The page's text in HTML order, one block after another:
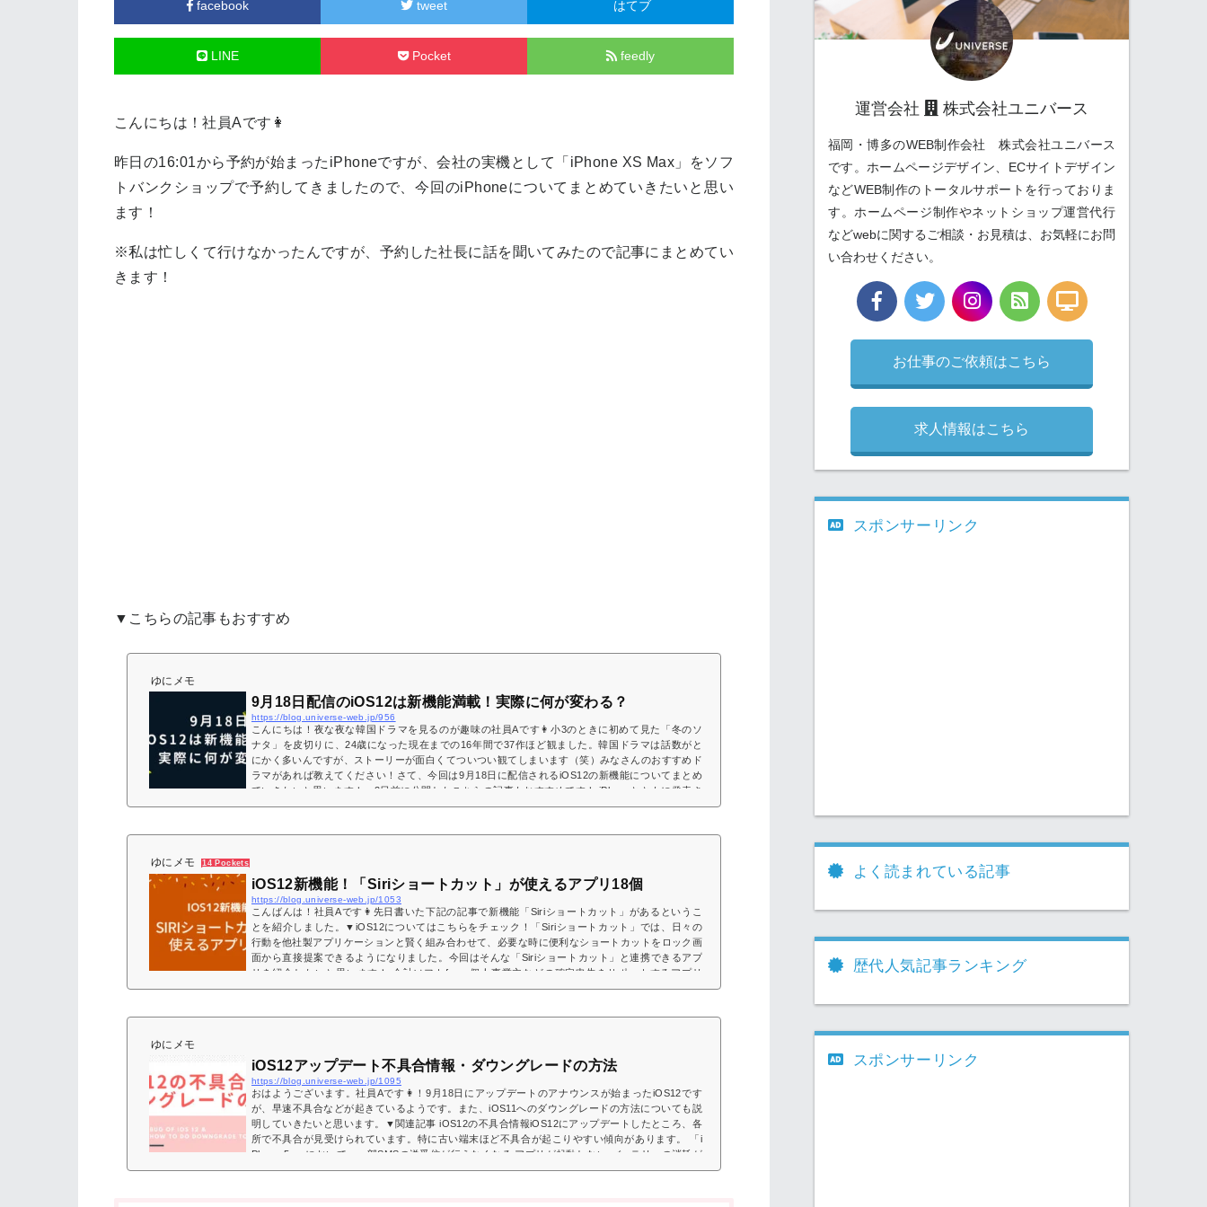
facebook tweet はてブ
LINE Pocket feedly
こんにちは！社員Aです👩
昨日の16:01から予約が始まったiPhoneですが、会社の実機として「iPhone XS Max」をソフ
トバンクショップで予約してきましたので、今回のiPhoneについてまとめていきたいと思い
ます！
※私は忙しくて行けなかったんですが、予約した社長に話を聞いてみたので記事にまとめてい
きます！
▼こちらの記事もおすすめ
ゆにメモ
9月18日配信のiOS12は新機能満載！実際に何が変わる？
https://blog.universe-web.jp/956
こんにちは！夜な夜な韓国ドラマを見るのが趣味の社員Aです👩小3のときに初めて見た「冬のソ
ナタ」を皮切りに、24歳になった現在までの16年間で37作ほど観ました。韓国ドラマは話数がと
にかく多いんですが、ストーリーが面白くてついつい観てしまいます（笑）みなさんのおすすめド
ラマがあれば教えてください！さて、今回は9月18日に配信されるiOS12の新機能についてまとめ
ていきたいと思います！▼2日前に公開したこちらの記事もおすすめです！ iPhoneとともに発表さ
れたiOS12先日、iPhone XS・XS Max・XRの発表と同時に、...
ゆにメモ 14 Pockets
iOS12新機能！「Siriショートカット」が使えるアプリ18個
https://blog.universe-web.jp/1053
こんばんは！社員Aです👩先日書いた下記の記事で新機能「Siriショートカット」があるというこ
とを紹介しました。▼iOS12についてはこちらをチェック！「Siriショートカット」では、日々の
行動を他社製アプリケーションと賢く組み合わせて、必要な時に便利なショートカットをロック画
面から直接提案できるようになりました。今回はそんな「Siriショートカット」と連携できるアプ
リを紹介したいと思います！ 会計ソフトfreee個人事業主などの確定申告をサポートするアプリ
で、レシートをiPhoneのカメラで撮影してデータとして...
ゆにメモ
iOS12アップデート不具合情報・ダウングレードの方法
https://blog.universe-web.jp/1095
おはようございます。社員Aです👩！9月18日にアップデートのアナウンスが始まったiOS12です
が、早速不具合などが起きているようです。また、iOS11へのダウングレードの方法についても説
明していきたいと思います。▼関連記事 iOS12の不具合情報iOS12にアップデートしたところ、各
所で不具合が見受けられています。特に古い端末ほど不具合が起こりやすい傾向があります。 「i
Phone 5s」において、一部SMSの送受信が行えなくなる アプリが起動しない バッテリーの消耗が
早くなってしまった 「iPhone 5s」において、一...
運営会社 株式会社ユニバース
福岡・博多のWEB制作会社 株式会社ユニバース
です。ホームページデザイン、ECサイトデザイン
などWEB制作のトータルサポートを行っておりま
す。ホームページ制作やネットショップ運営代行
などwebに関するご相談・お見積は、お気軽にお問
い合わせください。
お仕事のご依頼はこちら
求人情報はこちら
スポンサーリンク
よく読まれている記事
歴代人気記事ランキング
スポンサーリンク